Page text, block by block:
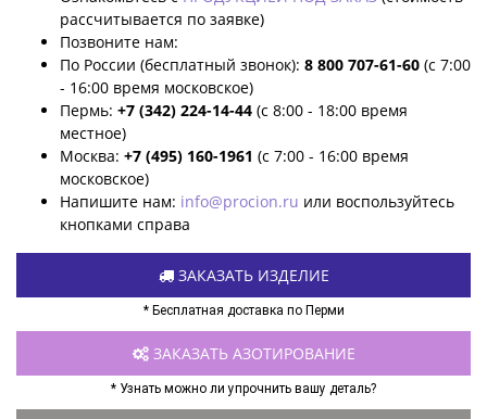
рассчитывается по заявке)
Позвоните нам:
По России (бесплатный звонок): 8 800 707-61-60 (с 7:00
- 16:00 время московское)
Пермь: +7 (342) 224-14-44 (с 8:00 - 18:00 время
местное)
Москва: +7 (495) 160-1961 (с 7:00 - 16:00 время
московское)
Напишите нам: info@procion.ru или воспользуйтесь
кнопками справа
ЗАКАЗАТЬ ИЗДЕЛИЕ
* Бесплатная доставка по Перми
ЗАКАЗАТЬ АЗОТИРОВАНИЕ
* Узнать можно ли упрочнить вашу деталь?